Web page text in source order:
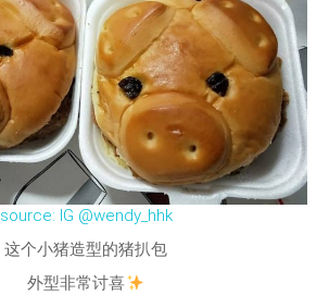
source: IG @wendy_hhk
这个小猪造型的猪扒包
外型非常讨喜